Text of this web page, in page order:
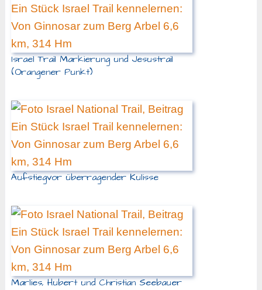
Israel Trail Markierung und Jesustrail
(Orangener Punkt)
Aufstiegvor überragender Kulisse
Marlies, Hubert und Christian Seebauer